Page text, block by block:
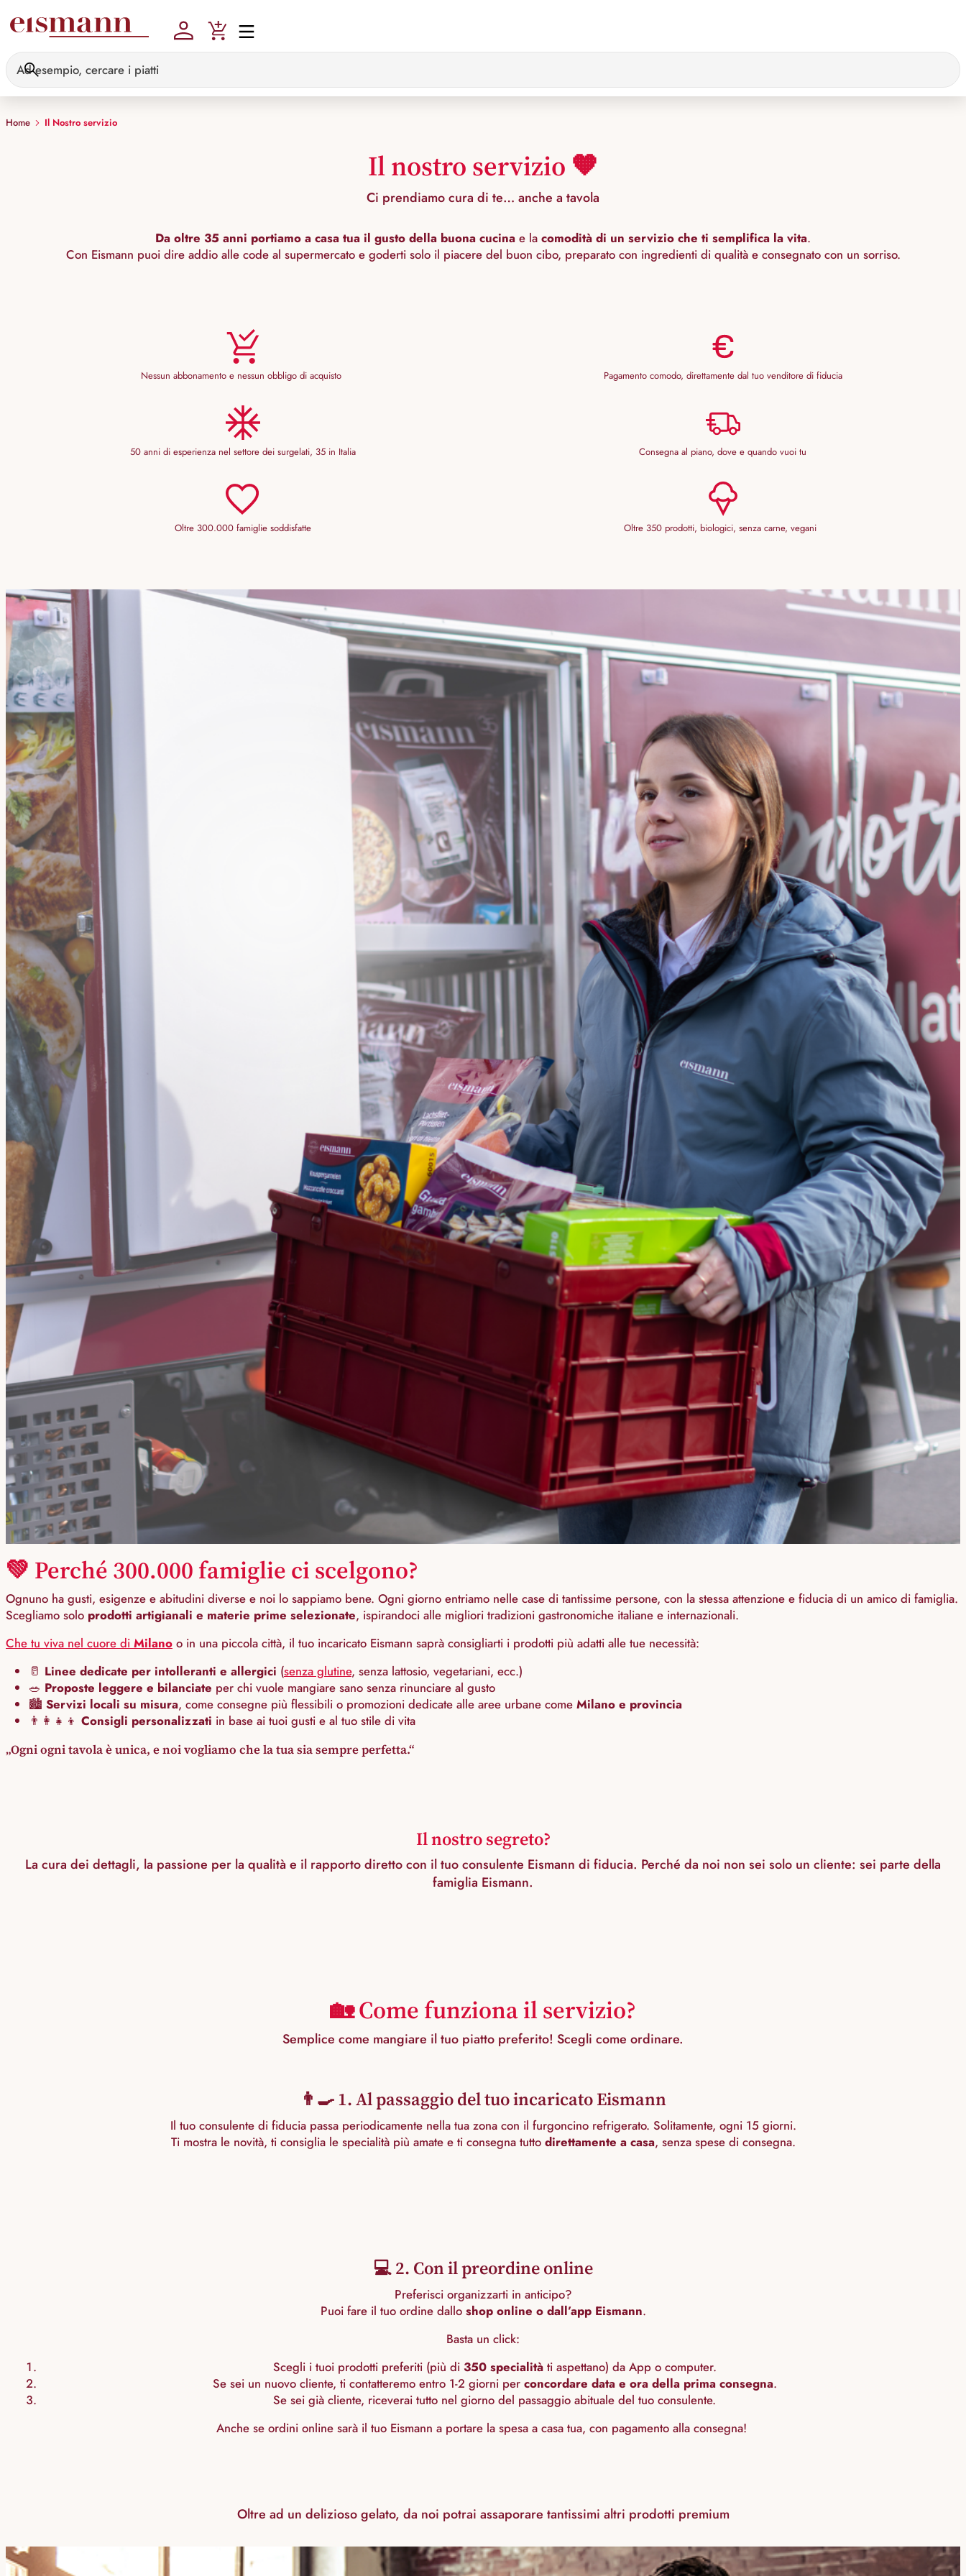
Home Il Nostro servizio
Il nostro servizio 🧡
Ci prendiamo cura di te… anche a tavola
Da oltre 35 anni portiamo a casa tua il gusto della buona cucina e la comodità di un servizio che ti semplifica la vita.
Con Eismann puoi dire addio alle code al supermercato e goderti solo il piacere del buon cibo, preparato con ingredienti di qualità e consegnato con un sorriso.
Nessun abbonamento e nessun obbligo di acquisto Pagamento comodo, direttamente dal tuo venditore di fiducia
50 anni di esperienza nel settore dei surgelati, 35 in Italia Consegna al piano, dove e quando vuoi tu
Oltre 300.000 famiglie soddisfatte Oltre 350 prodotti, biologici, senza carne, vegani
💚 Perché 300.000 famiglie ci scelgono?
Ognuno ha gusti, esigenze e abitudini diverse e noi lo sappiamo bene. Ogni giorno entriamo nelle case di tantissime persone, con la stessa attenzione e fiducia di un amico di famiglia.
Scegliamo solo prodotti artigianali e materie prime selezionate, ispirandoci alle migliori tradizioni gastronomiche italiane e internazionali.
Che tu viva nel cuore di Milano o in una piccola città, il tuo incaricato Eismann saprà consigliarti i prodotti più adatti alle tue necessità:
🥛 Linee dedicate per intolleranti e allergici (senza glutine, senza lattosio, vegetariani, ecc.)
🥗 Proposte leggere e bilanciate per chi vuole mangiare sano senza rinunciare al gusto
🏙️ Servizi locali su misura, come consegne più flessibili o promozioni dedicate alle aree urbane come Milano e provincia
👨‍👩‍👧‍👦 Consigli personalizzati in base ai tuoi gusti e al tuo stile di vita
Ogni ogni tavola è unica, e noi vogliamo che la tua sia sempre perfetta.
Il nostro segreto?
La cura dei dettagli, la passione per la qualità e il rapporto diretto con il tuo consulente Eismann di fiducia. Perché da noi non sei solo un cliente: sei parte della
famiglia Eismann.
🏡 Come funziona il servizio?
Semplice come mangiare il tuo piatto preferito! Scegli come ordinare.
👨‍🍳 1. Al passaggio del tuo incaricato Eismann
Il tuo consulente di fiducia passa periodicamente nella tua zona con il furgoncino refrigerato. Solitamente, ogni 15 giorni.
Ti mostra le novità, ti consiglia le specialità più amate e ti consegna tutto direttamente a casa, senza spese di consegna.
💻 2. Con il preordine online
Preferisci organizzarti in anticipo?
Puoi fare il tuo ordine dallo shop online o dall’app Eismann.
Basta un click:
Scegli i tuoi prodotti preferiti (più di 350 specialitàti aspettano) da App o computer.
Se sei un nuovo cliente, ti contatteremo entro 1-2 giorni per concordare data e ora della prima consegna.
Se sei già cliente, riceverai tutto nel giorno del passaggio abituale del tuo consulente.
Anche se ordini online sarà il tuo Eismann a portare la spesa a casa tua, con pagamento alla consegna!
Oltre ad un delizioso gelato, da noi potrai assaporare tantissimi altri prodotti premium